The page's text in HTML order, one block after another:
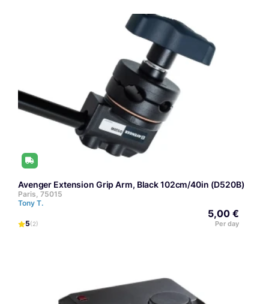
Avenger Extension Grip Arm, Black 102cm/40in (D520B)
Paris, 75015
Tony T.
5(2)
5,00 €
Per day